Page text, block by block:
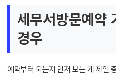
세무서방문예약
경우
예약부터 되는지 먼저 보는 게 제일